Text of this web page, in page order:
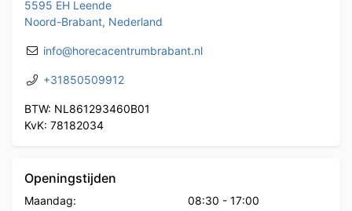
5595 EH Leende
Noord-Brabant, Nederland
info@horecacentrumbrabant.nl
+31850509912
BTW: NL861293460B01
KvK: 78182034
Openingstijden
Maandag: 08:30 - 17:00